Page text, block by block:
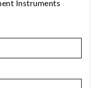
Instruments